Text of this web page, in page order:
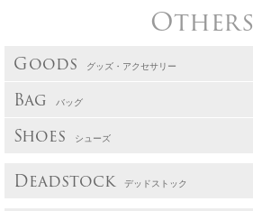
Others
Goods グッズ・アクセサリー
Bag バッグ
Shoes シューズ
Deadstock デッドストック